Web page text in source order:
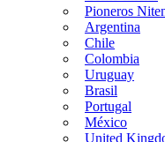
Pioneros
Argentina
Chile
Colombia
Uruguay
Brasil
Portugal
México
United